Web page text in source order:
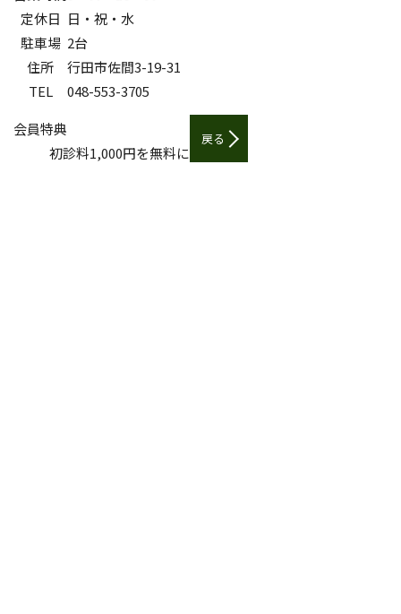
定休日 日・祝・水
駐車場 2台
住所
行田市佐間3-19-31
TEL
048-553-3705
会員特典
初診料1,000円を無料に
戻る